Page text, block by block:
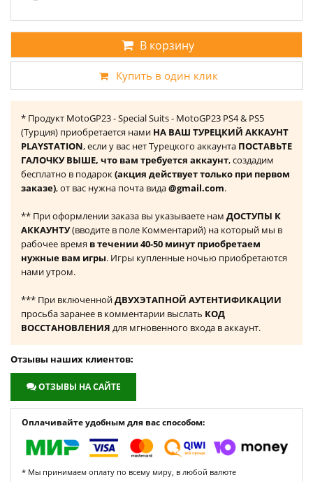
В корзину
Купить в один клик
* Продукт MotoGP23 - Special Suits - MotoGP23 PS4 & PS5
(Турция) приобретается нами НА ВАШ ТУРЕЦКИЙ АККАУНТ
PLAYSTATION, если у вас нет Турецкого аккаунта ПОСТАВЬТЕ
ГАЛОЧКУ ВЫШЕ, что вам требуется аккаунт, создадим
бесплатно в подарок(акция действует только при первом
заказе), от вас нужна почта вида@gmail.com.
** При оформлении заказа вы указываете нам ДОСТУПЫ К
АККАУНТУ(вводите в поле Комментарий) на который мы в
рабочее время в течении 40-50 минут приобретаем
нужные вам игры. Игры купленные ночью приобретаются
нами утром.
*** При включеннойДВУХЭТАПНОЙ АУТЕНТИФИКАЦИИ
просьба заранее в комментарии выслать КОД
ВОССТАНОВЛЕНИЯ для мгновенного входа в аккаунт.
Отзывы наших клиентов:
ОТЗЫВЫ НА САЙТЕ
Оплачивайте удобным для вас способом:
* Мы принимаем оплату по всему миру, в любой валюте